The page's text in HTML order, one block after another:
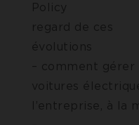
regard de ces
– comment
voitures
l’entreprise, à la